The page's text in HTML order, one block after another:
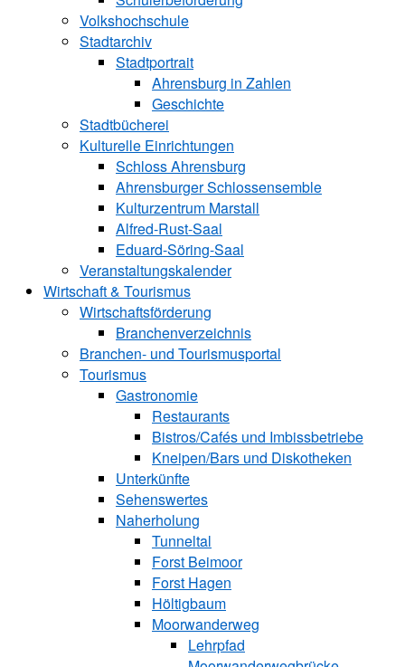
Volkshochschule
Stadtarchiv
Stadtportrait
Ahrensburg in Zahlen
Geschichte
Stadtbücherei
Kulturelle Einrichtungen
Schloss Ahrensburg
Ahrensburger Schlossensemble
Kulturzentrum Marstall
Alfred-Rust-Saal
Eduard-Söring-Saal
Veranstaltungskalender
Wirtschaft & Tourismus
Wirtschaftsförderung
Branchenverzeichnis
Branchen- und Tourismusportal
Tourismus
Gastronomie
Restaurants
Bistros/Cafés und Imbissbetriebe
Kneipen/Bars und Diskotheken
Unterkünfte
Sehenswertes
Naherholung
Tunneltal
Forst Beimoor
Forst Hagen
Höltigbaum
Moorwanderweg
Lehrpfad